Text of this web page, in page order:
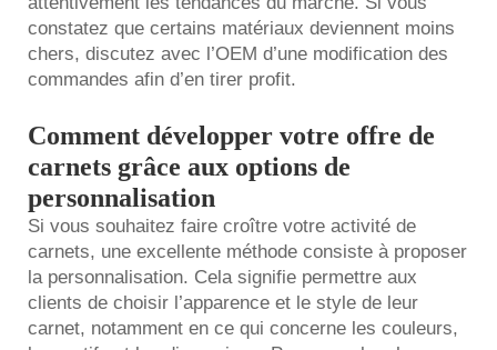
constatez que certains matériaux deviennent moins
chers, discutez avec l’OEM d’une modification des
commandes afin d’en tirer profit.
Comment développer votre offre de
carnets grâce aux options de
personnalisation
Si vous souhaitez faire croître votre activité de
carnets, une excellente méthode consiste à proposer
la personnalisation. Cela signifie permettre aux
clients de choisir l’apparence et le style de leur
carnet, notamment en ce qui concerne les couleurs,